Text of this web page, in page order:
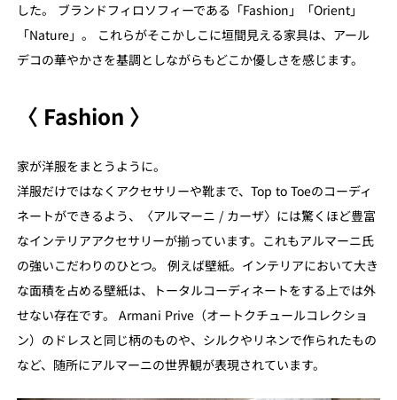
した。 ブランドフィロソフィーである「Fashion」「Orient」
「Nature」。 これらがそこかしこに垣間見える家具は、アール
デコの華やかさを基調としながらもどこか優しさを感じます。
〈 Fashion 〉
家が洋服をまとうように。
洋服だけではなくアクセサリーや靴まで、Top to Toeのコーディ
ネートができるよう、〈アルマーニ / カーザ〉には驚くほど豊富
なインテリアアクセサリーが揃っています。これもアルマーニ氏
の強いこだわりのひとつ。 例えば壁紙。インテリアにおいて大き
な面積を占める壁紙は、トータルコーディネートをする上では外
せない存在です。 Armani Prive（オートクチュールコレクショ
ン）のドレスと同じ柄のものや、シルクやリネンで作られたもの
など、随所にアルマーニの世界観が表現されています。